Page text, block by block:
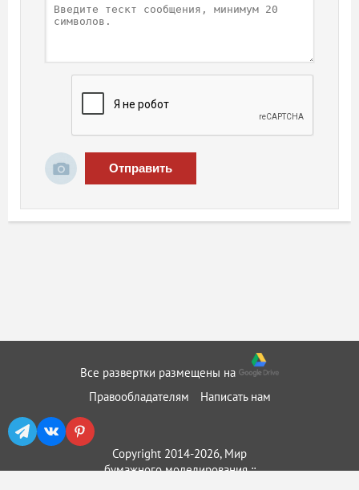
Отправить
Все развертки размещены на
Правообладателям
Написать нам
Copyright 2014-2026, Мир
бумажного моделирования ::